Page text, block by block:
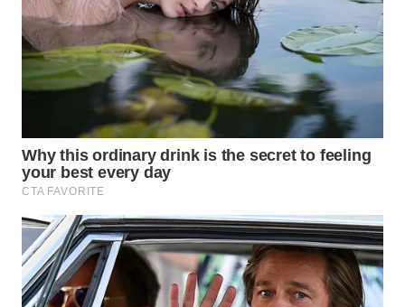
WAHANA
UMKM
WAHANA
PERSONA
WAHANA
OTOMOTIF
WAHANA